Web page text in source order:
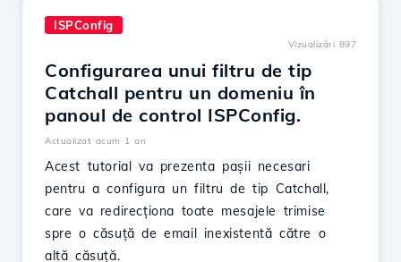
ISPConfig
Vizualizări 897
Configurarea unui filtru de tip
Catchall pentru un domeniu în
panoul de control ISPConfig.
Actualizat acum 1 an
Acest tutorial va prezenta pașii necesari
pentru a configura un filtru de tip Catchall,
care va redirecționa toate mesajele trimise
spre o căsuță de email inexistentă către o
altă căsuță.